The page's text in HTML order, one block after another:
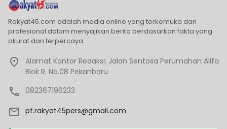
Rakyat45.com adalah media online yang terkemuka dan
profesional dalam menyajikan berita berdasarkan fakta yang
akurat dan terpercaya.
Alamat Kantor Redaksi: Jalan Sentosa Perumahan Alifa
Blok R. No.08 Pekanbaru
082367196233
pt.rakyat45pers@gmail.com